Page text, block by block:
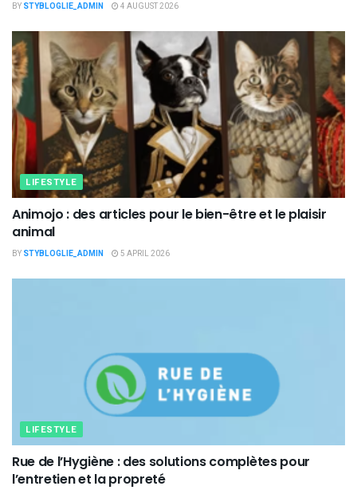
BY STYBLOGLIE_ADMIN 4 AUGUST 2026
LIFESTYLE
Animojo : des articles pour le bien-être et le plaisir
animal
BY STYBLOGLIE_ADMIN 5 APRIL 2026
LIFESTYLE
Rue de l’Hygiène : des solutions complètes pour
l’entretien et la propreté